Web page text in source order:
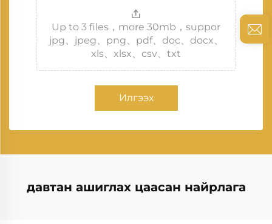
Up to 3 files，more 30mb，suppor
jpg、jpeg、png、pdf、doc、docx、
xls、xlsx、csv、txt
Илгээх
давтан ашиглах цаасан найрлага